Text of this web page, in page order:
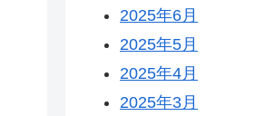
2025年6月
2025年5月
2025年4月
2025年3月